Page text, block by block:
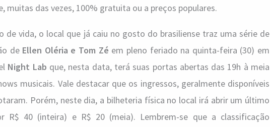
muitas das vezes, 100% gratuita ou a preços populares.
de vida, o local que já caiu no gosto do brasiliense traz uma série de
de Ellen Oléria e Tom Zé em pleno feriado na quinta-feira (30) em
Night Lab que, nesta data, terá suas portas abertas das 19h à meia
musicais. Vale destacar que os ingressos, geralmente disponíveis
Porém, neste dia, a bilheteria física no local irá abrir um último
R$ 40 (inteira) e R$ 20 (meia). Lembrem-se que a classificação